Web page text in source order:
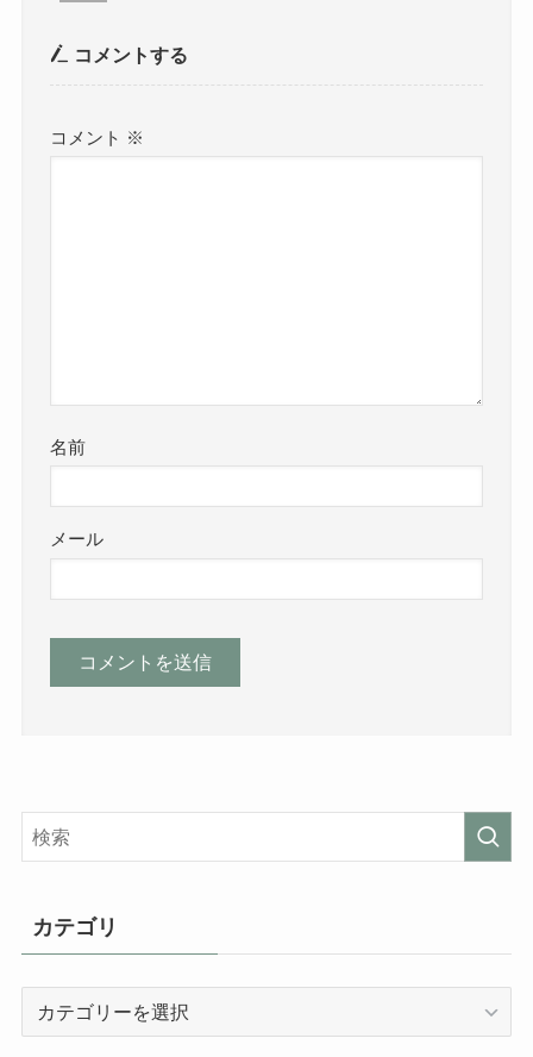
コメントする
コメント ※
名前
メール
カテゴリ